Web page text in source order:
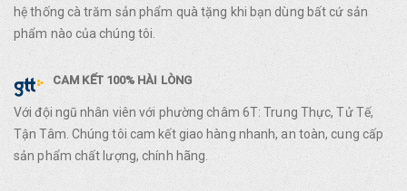
hệ thống cà trăm sản phẩm quà tặng khi bạn dùng bất cứ sản
phẩm nào của chúng tôi.
CAM KẾT 100% HÀI LÒNG
Với đội ngũ nhân viên với phường châm 6T: Trung Thực, Tử Tế,
Tận Tâm. Chúng tôi cam kết giao hàng nhanh, an toàn, cung cấp
sản phẩm chất lượng, chính hãng.